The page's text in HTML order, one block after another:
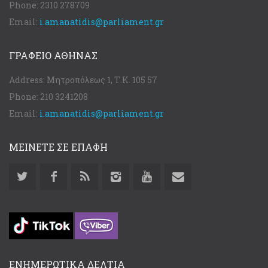
Phone: 2310 278709
Email: i.amanatidis@parliament.gr
ΓΡΑΦΕΊΟ ΑΘΉΝΑΣ
Address: Μητροπόλεως 1, Τ.Κ. 105 57
Phone: 210 3241208
Email: i.amanatidis@parliament.gr
ΜΕΙΝΕΤΕ ΣΕ ΕΠΑΦΗ
ΕΝΗΜΕΡΩΤΙΚΑ ΔΕΛΤΙΑ